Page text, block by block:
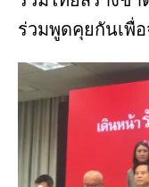
ร่วมพูดคุยกันเพื่